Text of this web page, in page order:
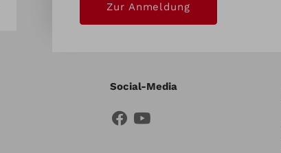
Zur Anmeldung
Social-Media